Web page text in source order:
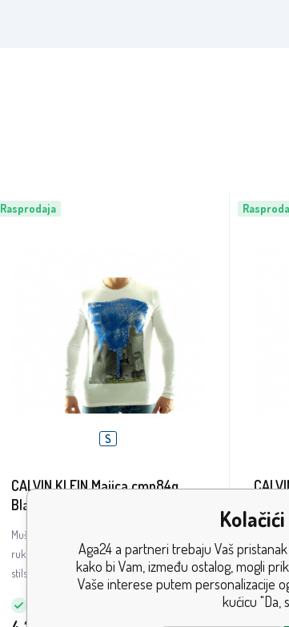
Rasprodaja
S
CALVIN KLEIN Majica cmp84q
Blanc
Muška markirana majica Calvin Klein s dugim
rukavima i okruglim izrezom, u originalnom
stilskom diza
Kolačići
Aga24 a partneri trebaju Vaš
kako bi Vam, između ostalog, mogli
Vaše interese putem personalizacije
kućicu "Da,